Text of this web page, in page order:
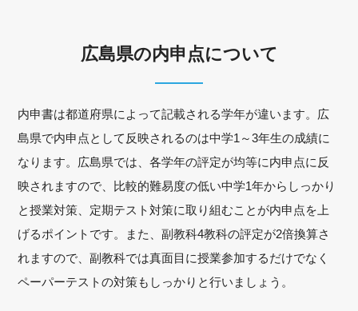
広島県の内申点について
内申書は都道府県によって記載される学年が違います。広
島県で内申点として反映されるのは中学1～3年生の成績に
なります。広島県では、各学年の評定が均等に内申点に反
映されますので、比較的難易度の低い中学1年からしっかり
と授業対策、定期テスト対策に取り組むことが内申点を上
げるポイントです。また、副教科4教科の評定が2倍換算さ
れますので、副教科では真面目に授業参加するだけでなく
ペーパーテストの対策もしっかりと行いましょう。